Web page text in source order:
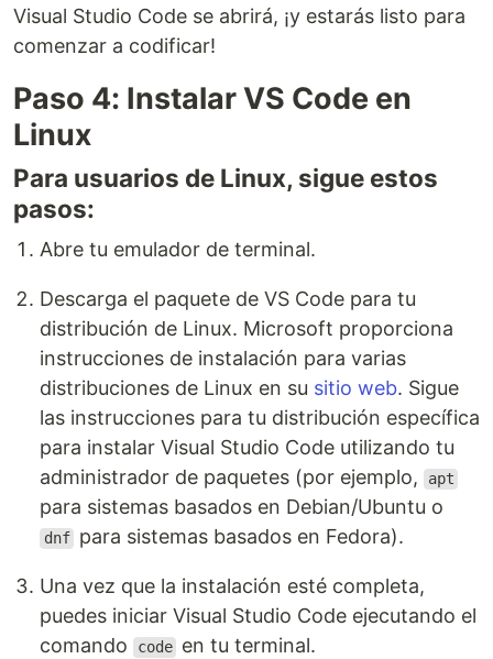
Visual Studio Code se abrirá, ¡y estarás listo para
comenzar a codificar!
Paso 4: Instalar VS Code en
Linux
Para usuarios de Linux, sigue estos
pasos:
Abre tu emulador de terminal.
Descarga el paquete de VS Code para tu
distribución de Linux. Microsoft proporciona
instrucciones de instalación para varias
distribuciones de Linux en su sitio web. Sigue
las instrucciones para tu distribución específica
para instalar Visual Studio Code utilizando tu
administrador de paquetes (por ejemplo,
apt
para sistemas basados en Debian/Ubuntu o
dnf para sistemas basados en Fedora).
Una vez que la instalación esté completa,
puedes iniciar Visual Studio Code ejecutando el
comando
code en tu terminal.